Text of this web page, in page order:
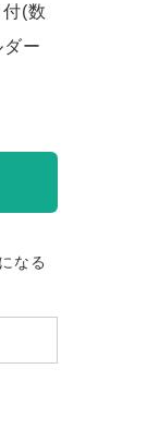
(数
ー
なる